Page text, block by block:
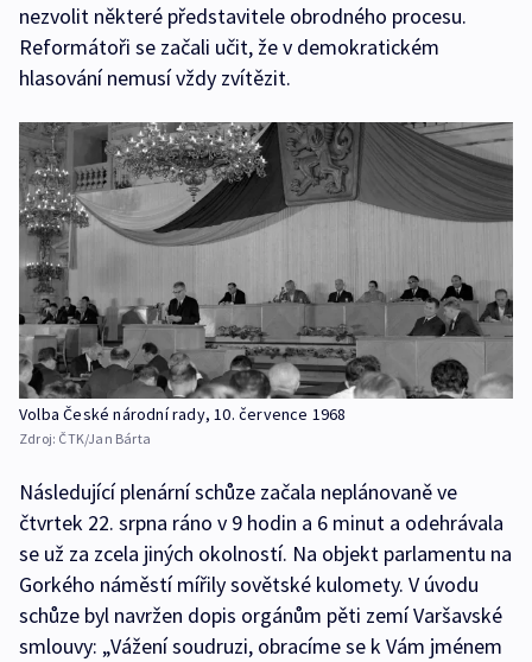
nezvolit některé představitele obrodného procesu.
Reformátoři se začali učit, že v demokratickém
hlasování nemusí vždy zvítězit.
Volba České národní rady, 10. července 1968
Zdroj: ČTK/Jan Bárta
Následující plenární schůze začala neplánovaně ve
čtvrtek 22. srpna ráno v 9 hodin a 6 minut a odehrávala
se už za zcela jiných okolností. Na objekt parlamentu na
Gorkého náměstí mířily sovětské kulomety. V úvodu
schůze byl navržen dopis orgánům pěti zemí Varšavské
smlouvy: „Vážení soudruzi, obracíme se k Vám jménem